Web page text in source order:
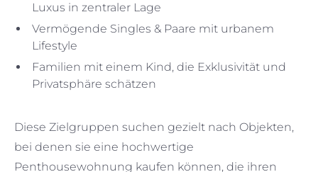
Luxus in zentraler Lage
Vermögende Singles & Paare mit urbanem
Lifestyle
Familien mit einem Kind, die Exklusivität und
Privatsphäre schätzen
Diese Zielgruppen suchen gezielt nach Objekten,
bei denen sie eine hochwertige
Penthousewohnung kaufen können, die ihren